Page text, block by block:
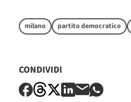
milano partito democratico
CONDIVIDI